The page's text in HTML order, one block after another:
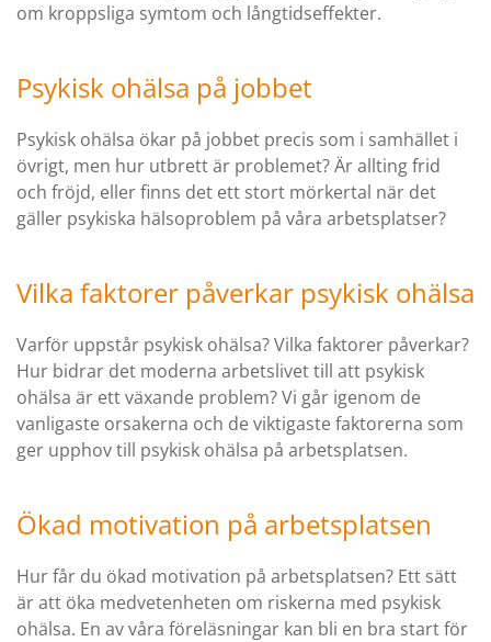
om kroppsliga symtom och långtidseffekter.
Psykisk ohälsa på jobbet
Psykisk ohälsa ökar på jobbet precis som i samhället i
övrigt, men hur utbrett är problemet? Är allting frid
och fröjd, eller finns det ett stort mörkertal när det
gäller psykiska hälsoproblem på våra arbetsplatser?
Vilka faktorer påverkar psykisk ohälsa
Varför uppstår psykisk ohälsa? Vilka faktorer påverkar?
Hur bidrar det moderna arbetslivet till att psykisk
ohälsa är ett växande problem? Vi går igenom de
vanligaste orsakerna och de viktigaste faktorerna som
ger upphov till psykisk ohälsa på arbetsplatsen.
Ökad motivation på arbetsplatsen
Hur får du ökad motivation på arbetsplatsen? Ett sätt
är att öka medvetenheten om riskerna med psykisk
ohälsa. En av våra föreläsningar kan bli en bra start för